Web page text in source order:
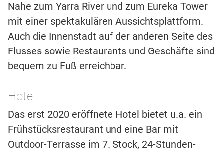
Nahe zum Yarra River und zum Eureka Tower
mit einer spektakulären Aussichtsplattform.
Auch die Innenstadt auf der anderen Seite des
Flusses sowie Restaurants und Geschäfte sind
bequem zu Fuß erreichbar.
Hotel
Das erst 2020 eröffnete Hotel bietet u.a. ein
Frühstücksrestaurant und eine Bar mit
Outdoor-Terrasse im 7. Stock, 24-Stunden-